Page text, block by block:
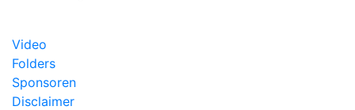
Video
Folders
Sponsoren
Disclaimer